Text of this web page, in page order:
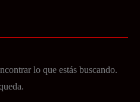
lo que estás buscando.